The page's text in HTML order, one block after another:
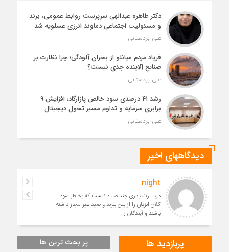
دکتر طاهره عبدالهی سرپرست روابط عمومی، برند
و مسئولیت اجتماعی دماوند انرژی عسلویه شد
علی بردستانی
فریاد مردم میانلو از بحران آلودگی؛ چرا نظارت بر
صنایع آلاینده جدی نیست؟
علی بردستانی
رشد ۴۱ درصدی سود خالص پازارگاد؛ افزایش ۹
برابری سرمایه و تداوم مسیر تحول دیجیتال
علی بردستانی
دیدگاههای اخیر
night
دریا ارث پدری چند صیاد نیست که بخاطر سود
کلان ابزیان را از بین ببرند و صید غیر مجاز داشته
باشند و آیندگان را ا
پربازدید ها پر بحث ترین ها